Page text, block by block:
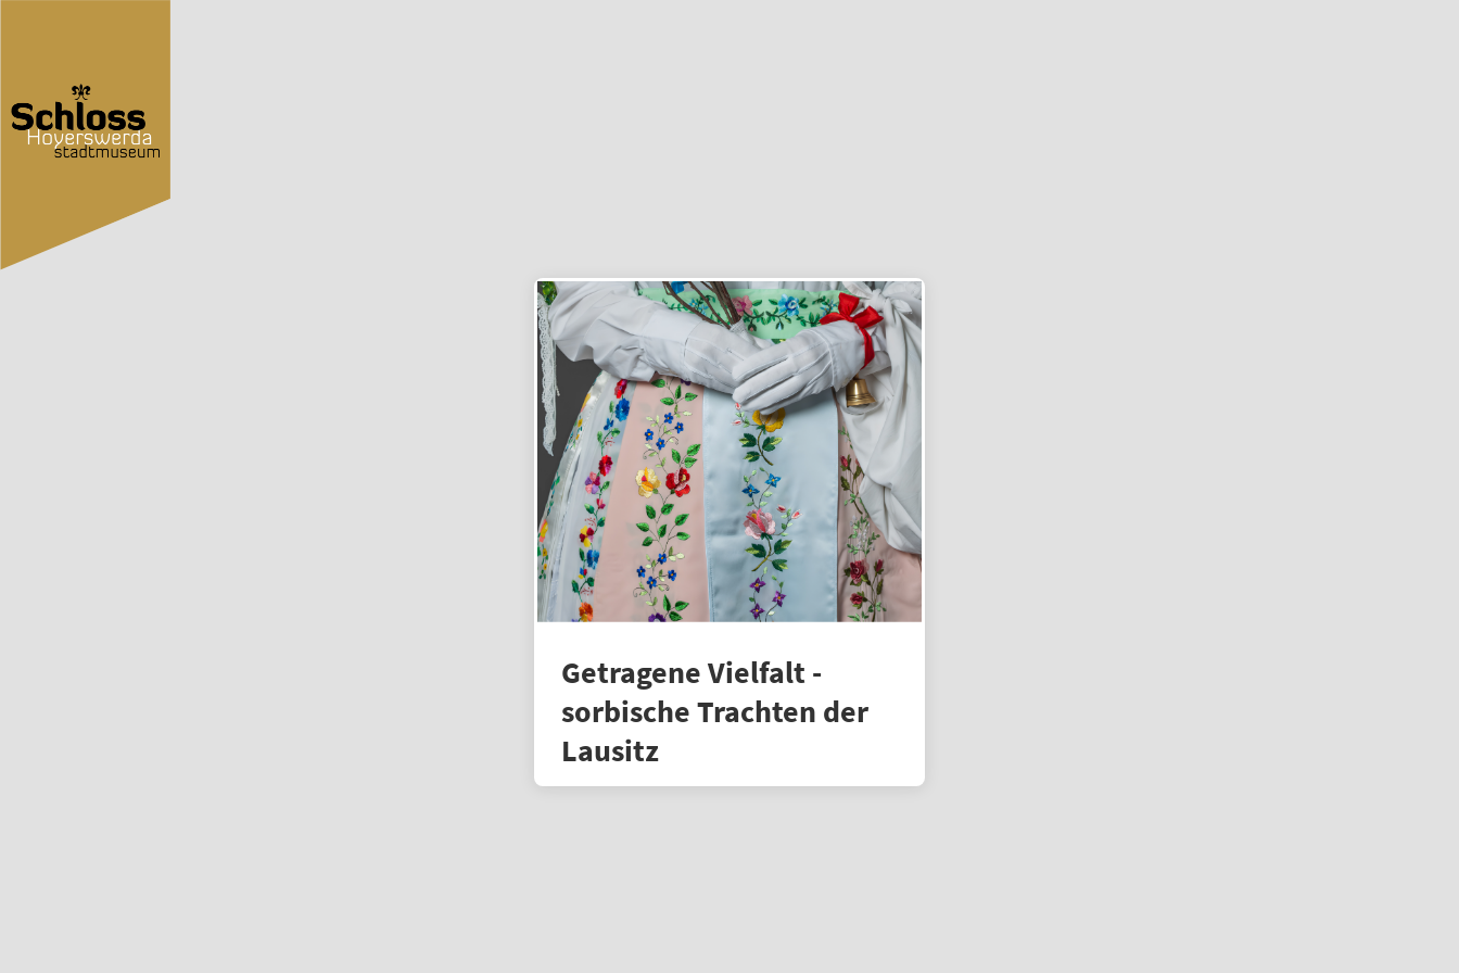
Getragene Vielfalt -
sorbische Trachten der
Lausitz